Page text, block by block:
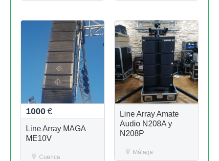
1000 €
Line Array MAGA
ME10V
Cuenca
Line Array Amate
Audio N208A y
N208P
Málaga